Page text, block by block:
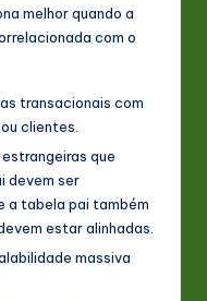
melhor quando a
com o
transacionais com
clientes.
que
devem ser
a tabela pai também
estar alinhadas.
massiva